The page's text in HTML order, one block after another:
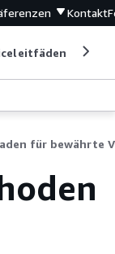
Kontakt